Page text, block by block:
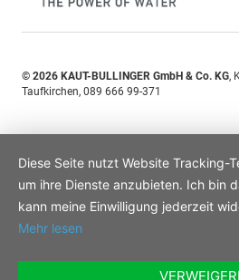
© 2026 KAUT-BULLINGER GmbH & Co. KG,
Taufkirchen, 089 666 99-371
Diese Seite nutzt Website Tracking-
um ihre Dienste anzubieten. Ich bin
kann meine Einwilligung jederzeit
Mehr lesen